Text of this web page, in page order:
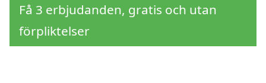
Få 3 erbjudanden, gratis och utan
förpliktelser